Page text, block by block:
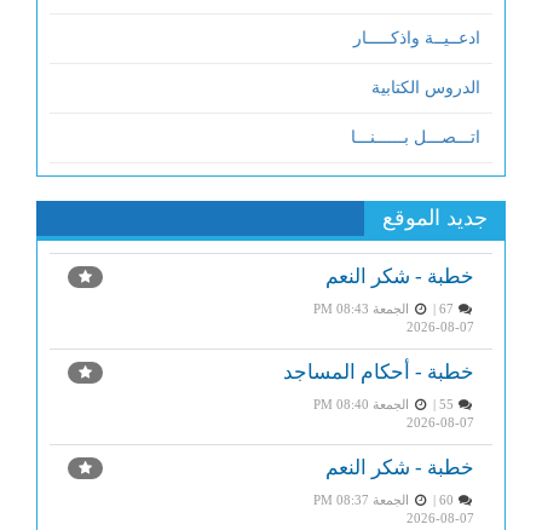
ادعــيــة واذكـــــار
الدروس الكتابية
اتـــصـــل بــــــنـــا
جديد الموقع
خطبة - شكر النعم
الجمعة PM 08:43
2026-08-07
خطبة - أحكام المساجد
الجمعة PM 08:40
2026-08-07
خطبة - شكر النعم
الجمعة PM 08:37
2026-08-07